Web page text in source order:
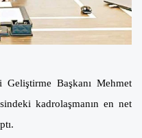
Geliştirme Başkanı Mehmet
kadrolaşmanın en net